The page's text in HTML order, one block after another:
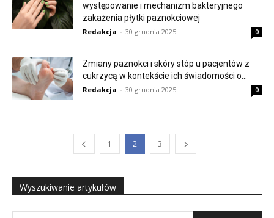
występowanie i mechanizm bakteryjnego
zakażenia płytki paznokciowej
Redakcja - 30 grudnia 2025 0
Zmiany paznokci i skóry stóp u pacjentów z
cukrzycą w kontekście ich świadomości o...
Redakcja - 30 grudnia 2025 0
1 2 3
Wyszukiwanie artykułów